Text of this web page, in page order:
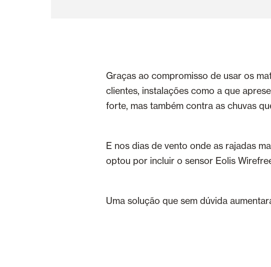
Graças ao compromisso de usar os
clientes, instalações como a que
forte, mas também contra as chuvas
E nos dias de vento onde as rajadas
optou por incluir o sensor Eolis
Uma solução que sem dúvida